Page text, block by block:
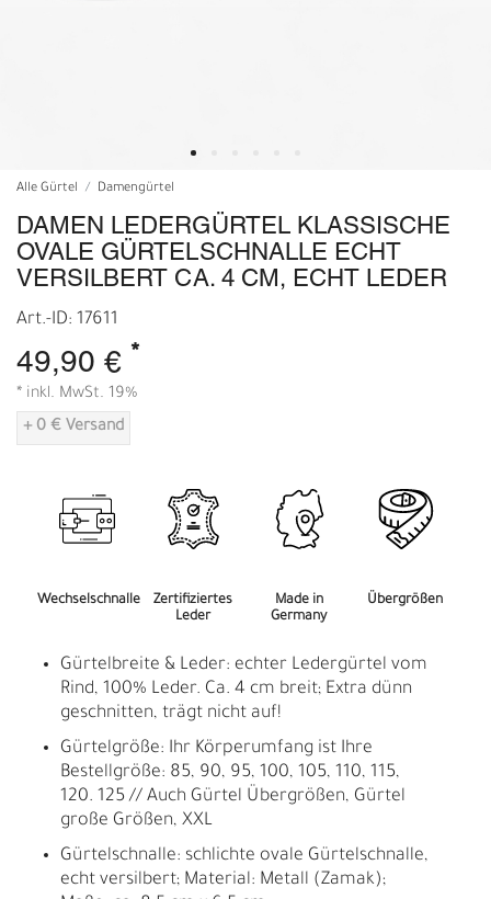
Alle Gürtel Damengürtel
DAMEN LEDERGÜRTEL KLASSISCHE
OVALE GÜRTELSCHNALLE ECHT
VERSILBERT CA. 4 CM, ECHT LEDER
Art.-ID: 17611
49,90 € *
* inkl. MwSt. 19%
+ 0 € Versand
Wechselschnalle
Zertifiziertes
Leder
Made in
Germany
Übergrößen
Gürtelbreite & Leder: echter Ledergürtel vom
Rind, 100% Leder. Ca. 4 cm breit; Extra dünn
geschnitten, trägt nicht auf!
Gürtelgröße: Ihr Körperumfang ist Ihre
Bestellgröße: 85, 90, 95, 100, 105, 110, 115,
120. 125 // Auch Gürtel Übergrößen, Gürtel
große Größen, XXL
Gürtelschnalle: schlichte ovale Gürtelschnalle,
echt versilbert; Material: Metall (Zamak);